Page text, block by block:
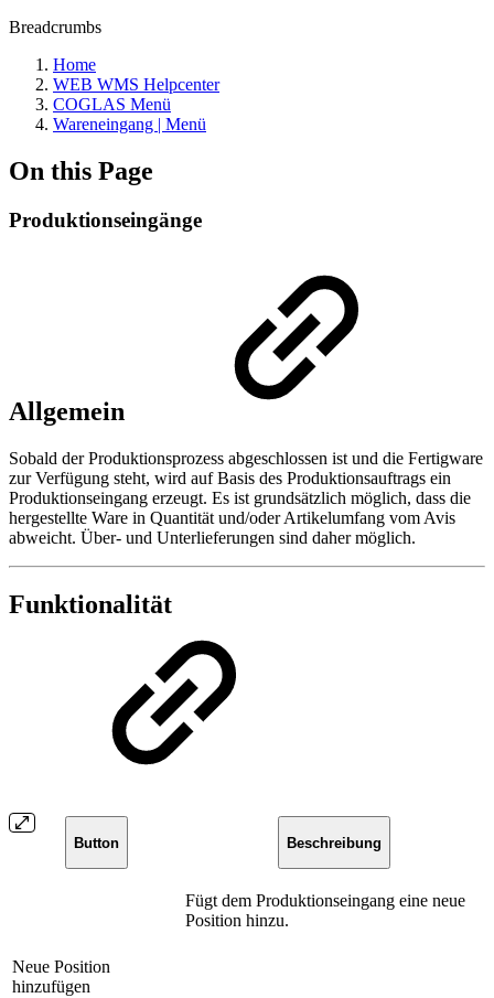
Breadcrumbs
Home
WEB WMS Helpcenter
COGLAS Menü
Wareneingang | Menü
On this Page
Produktionseingänge
Allgemein
Sobald der Produktionsprozess abgeschlossen ist und die Fertigware
zur Verfügung steht, wird auf Basis des Produktionsauftrags ein
Produktionseingang erzeugt. Es ist grundsätzlich möglich, dass die
hergestellte Ware in Quantität und/oder Artikelumfang vom Avis
abweicht. Über- und Unterlieferungen sind daher möglich.
Funktionalität
Button Beschreibung
Neue Position
hinzufügen
Fügt dem Produktionseingang eine neue
Position hinzu.